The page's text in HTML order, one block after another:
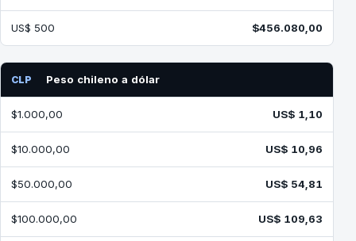
US$ 500 $456.080,00
CLP Peso chileno a dólar
$1.000,00 US$ 1,10
$10.000,00 US$ 10,96
$50.000,00 US$ 54,81
$100.000,00 US$ 109,63